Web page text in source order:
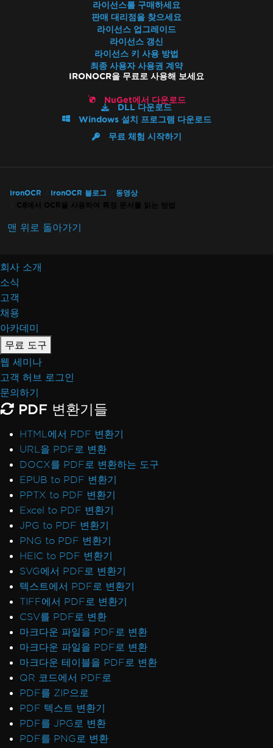
라이선스를 구매하세요
판매 대리점을 찾으세요
라이선스 업그레이드
라이선스 갱신
라이선스 키 사용 방법
최종 사용자 사용권 계약
IRONOCR을 무료로 사용해 보세요
NuGet에서 다운로드
DLL 다운로드
Windows 설치 프로그램 다운로드
무료 체험 시작하기
IronOCR IronOCR 블로그
동영상
C#에서 OCR을 사용하여 특정 문서를 읽는 방법
맨 위로 돌아가기
회사 소개
소식
고객
채용
아카데미
무료 도구
웹 세미나
고객 허브 로그인
문의하기
PDF 변환기들
HTML에서 PDF 변환기
URL을 PDF로 변환
DOCX를 PDF로 변환하는 도구
EPUB to PDF 변환기
PPTX to PDF 변환기
Excel to PDF 변환기
JPG to PDF 변환기
PNG to PDF 변환기
HEIC to PDF 변환기
SVG에서 PDF로 변환기
텍스트에서 PDF로 변환기
TIFF에서 PDF로 변환기
CSV를 PDF로 변환
마크다운 파일을 PDF로 변환
마크다운 파일을 PDF로 변환
마크다운 테이블을 PDF로 변환
QR 코드에서 PDF로
PDF를 ZIP으로
PDF 텍스트 변환기
PDF를 JPG로 변환
PDF를 PNG로 변환